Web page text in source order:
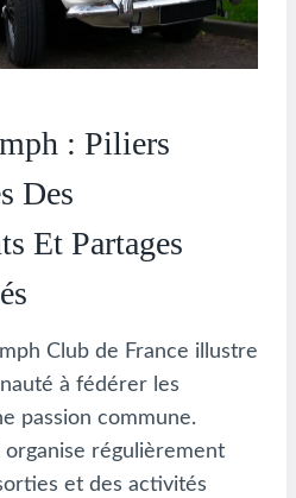
: Piliers
Des
Et Partages
Club de France illustre
à fédérer les
passion commune.
régulièrement
et des activités